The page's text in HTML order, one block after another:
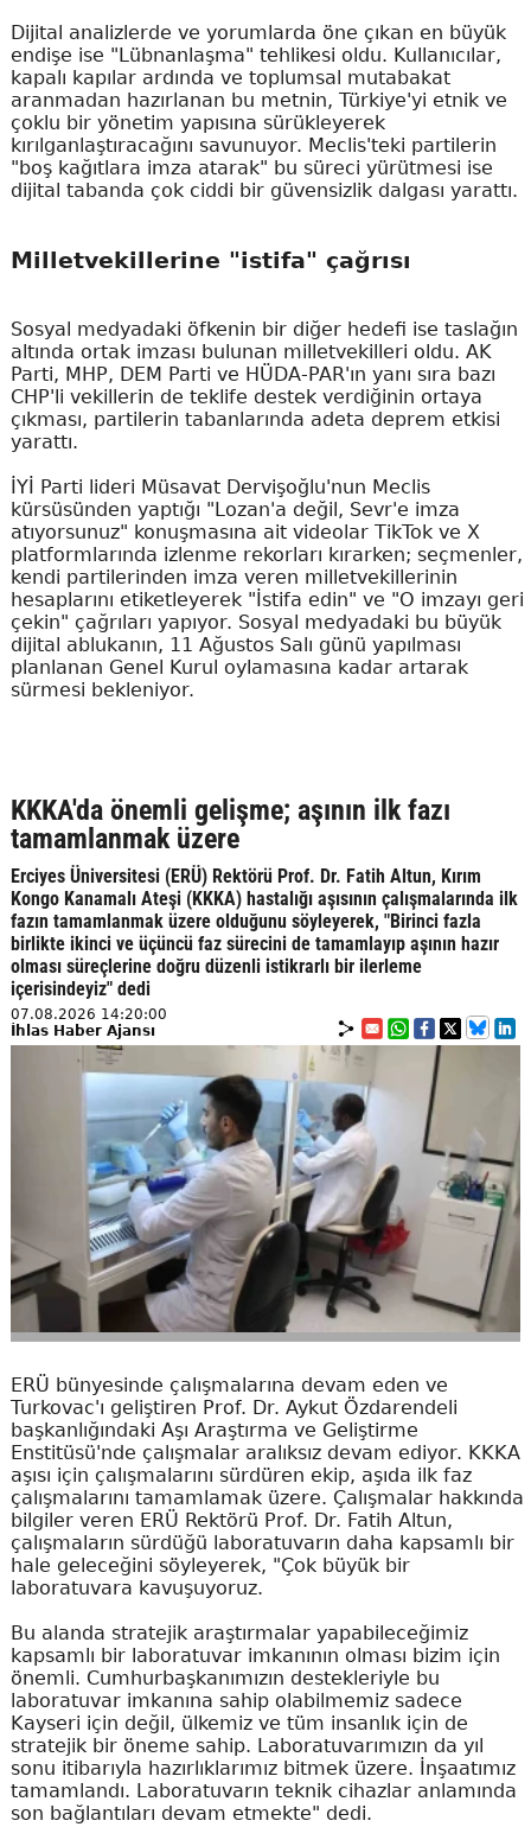
Dijital analizlerde ve yorumlarda öne çıkan en büyük
endişe ise "Lübnanlaşma" tehlikesi oldu. Kullanıcılar,
kapalı kapılar ardında ve toplumsal mutabakat
aranmadan hazırlanan bu metnin, Türkiye'yi etnik ve
çoklu bir yönetim yapısına sürükleyerek
kırılganlaştıracağını savunuyor. Meclis'teki partilerin
"boş kağıtlara imza atarak" bu süreci yürütmesi ise
dijital tabanda çok ciddi bir güvensizlik dalgası yarattı.
Milletvekillerine "istifa" çağrısı
Sosyal medyadaki öfkenin bir diğer hedefi ise taslağın
altında ortak imzası bulunan milletvekilleri oldu. AK
Parti, MHP, DEM Parti ve HÜDA-PAR'ın yanı sıra bazı
CHP'li vekillerin de teklife destek verdiğinin ortaya
çıkması, partilerin tabanlarında adeta deprem etkisi
yarattı.
İYİ Parti lideri Müsavat Dervişoğlu'nun Meclis
kürsüsünden yaptığı "Lozan'a değil, Sevr'e imza
atıyorsunuz" konuşmasına ait videolar TikTok ve X
platformlarında izlenme rekorları kırarken; seçmenler,
kendi partilerinden imza veren milletvekillerinin
hesaplarını etiketleyerek "İstifa edin" ve "O imzayı geri
çekin" çağrıları yapıyor. Sosyal medyadaki bu büyük
dijital ablukanın, 11 Ağustos Salı günü yapılması
planlanan Genel Kurul oylamasına kadar artarak
sürmesi bekleniyor.
KKKA'da önemli gelişme; aşının ilk fazı
tamamlanmak üzere
Erciyes Üniversitesi (ERÜ) Rektörü Prof. Dr. Fatih Altun, Kırım
Kongo Kanamalı Ateşi (KKKA) hastalığı aşısının çalışmalarında ilk
fazın tamamlanmak üzere olduğunu söyleyerek, "Birinci fazla
birlikte ikinci ve üçüncü faz sürecini de tamamlayıp aşının hazır
olması süreçlerine doğru düzenli istikrarlı bir ilerleme
içerisindeyiz" dedi
07.08.2026 14:20:00
İhlas Haber Ajansı
ERÜ bünyesinde çalışmalarına devam eden ve
Turkovac'ı geliştiren Prof. Dr. Aykut Özdarendeli
başkanlığındaki Aşı Araştırma ve Geliştirme
Enstitüsü'nde çalışmalar aralıksız devam ediyor. KKKA
aşısı için çalışmalarını sürdüren ekip, aşıda ilk faz
çalışmalarını tamamlamak üzere. Çalışmalar hakkında
bilgiler veren ERÜ Rektörü Prof. Dr. Fatih Altun,
çalışmaların sürdüğü laboratuvarın daha kapsamlı bir
hale geleceğini söyleyerek, "Çok büyük bir
laboratuvara kavuşuyoruz.
Bu alanda stratejik araştırmalar yapabileceğimiz
kapsamlı bir laboratuvar imkanının olması bizim için
önemli. Cumhurbaşkanımızın destekleriyle bu
laboratuvar imkanına sahip olabilmemiz sadece
Kayseri için değil, ülkemiz ve tüm insanlık için de
stratejik bir öneme sahip. Laboratuvarımızın da yıl
sonu itibarıyla hazırlıklarımız bitmek üzere. İnşaatımız
tamamlandı. Laboratuvarın teknik cihazlar anlamında
son bağlantıları devam etmekte" dedi.